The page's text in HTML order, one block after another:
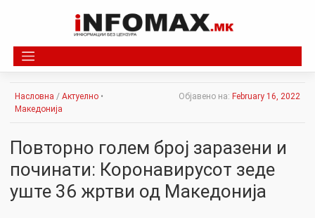
Насловна / Актуелно •
Македонија
Објавено на: February 16, 2022
Повторно голем број заразени и
починати: Коронавирусот зеде
уште 36 жртви од Македонија